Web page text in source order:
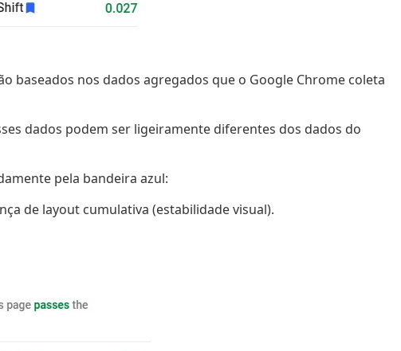
baseados nos dados agregados que o Google Chrome coleta
dados podem ser ligeiramente diferentes dos dados do
pela bandeira azul:
de layout cumulativa (estabilidade visual).